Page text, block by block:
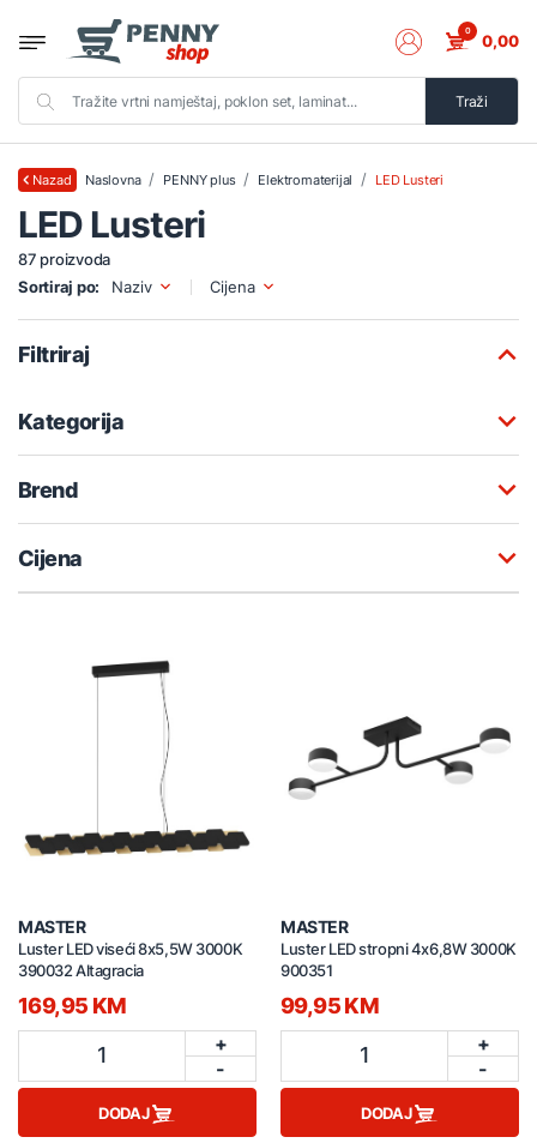
Traži
0 0,00
Nazad Naslovna PENNY plus Elektromaterijal LED Lusteri
LED Lusteri
87 proizvoda
Sortiraj po:
Naziv Cijena
Filtriraj
Kategorija
Brend
Cijena
MASTER
Luster LED viseći 8x5,5W 3000K
390032 Altagracia
169,95 KM
1
+
-
DODAJ
MASTER
Luster LED stropni 4x6,8W 3000K
900351
99,95 KM
1
+
-
DODAJ